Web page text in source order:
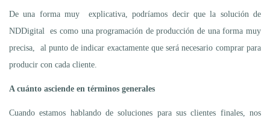
De una forma muy explicativa, podríamos decir que la solución de
NDDigital es como una programación de producción de una forma muy
precisa, al punto de indicar exactamente que será necesario comprar para
producir con cada cliente.
A cuánto asciende en términos generales
Cuando estamos hablando de soluciones para sus clientes finales, nos